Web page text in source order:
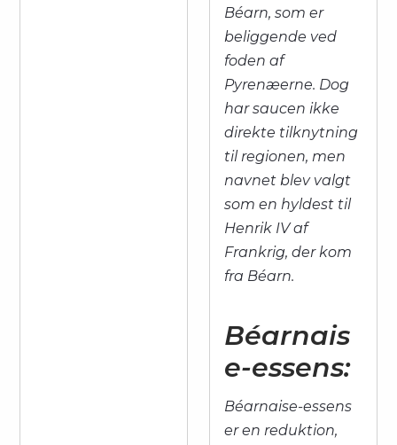
Béarn, som er
beliggende ved
foden af
Pyrenæerne. Dog
har saucen ikke
direkte tilknytning
til regionen, men
navnet blev valgt
som en hyldest til
Henrik IV af
Frankrig, der kom
fra Béarn.
Béarnais
e-essens:
Béarnaise-essens
er en reduktion,